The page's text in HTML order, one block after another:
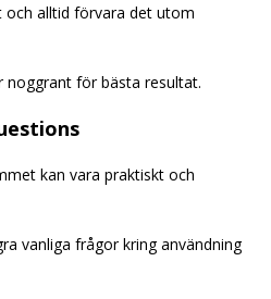
alltid förvara det utom
noggrant för bästa resultat.
kan vara praktiskt och
vanliga frågor kring användning